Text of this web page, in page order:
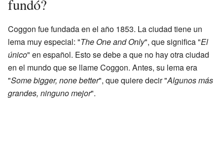
fundó?
Coggon fue fundada en el año 1853. La ciudad tiene un
lema muy especial: "The One and Only", que significa "El
único" en español. Esto se debe a que no hay otra ciudad
en el mundo que se llame Coggon. Antes, su lema era
"Some bigger, none better", que quiere decir "Algunos más
grandes, ninguno mejor".